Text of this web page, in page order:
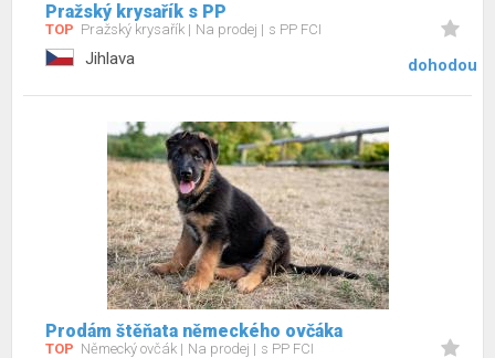
Pražský krysařík s PP
TOP Pražský krysařík Na prodej s PP FCI
Jihlava dohodou
Prodám štěňata německého ovčáka
TOP Německý ovčák Na prodej s PP FCI